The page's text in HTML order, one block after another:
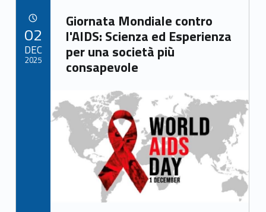
o
o
k
o
n
Link identifier archive #link-archive-91569
Giornata Mondiale contro
l'AIDS: Scienza ed Esperienza
per una società più
consapevole
02
DEC
2025